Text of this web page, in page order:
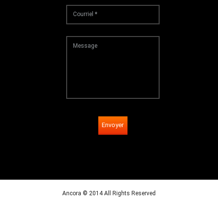
Envoyer
Ancora © 2014 All Rights Reserved